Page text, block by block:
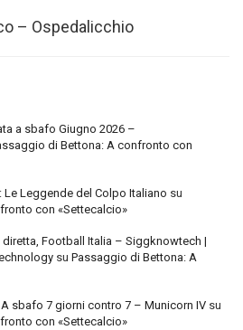
– Ospedalicchio
a sbafo Giugno 2026 –
di Bettona: A confronto con
Leggende del Colpo Italiano su
con «Settecalcio»
diretta, Football Italia – Siggknowtech |
su Passaggio di Bettona: A
sbafo 7 giorni contro 7 – Municorn IV su
con «Settecalcio»